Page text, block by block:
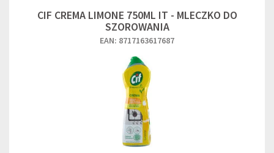
CIF CREMA LIMONE 750ML IT - MLECZKO DO
SZOROWANIA
EAN: 8717163617687